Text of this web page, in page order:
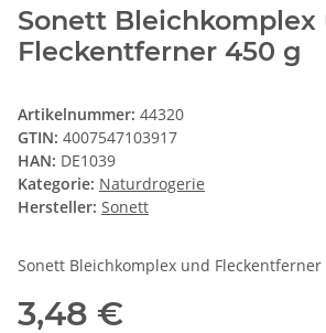
Sonett Bleichkomplex
Fleckentferner 450 g
Artikelnummer: 44320
GTIN: 4007547103917
HAN: DE1039
Kategorie: Naturdrogerie
Hersteller: Sonett
Sonett Bleichkomplex und Fleckentferner
3,48 €